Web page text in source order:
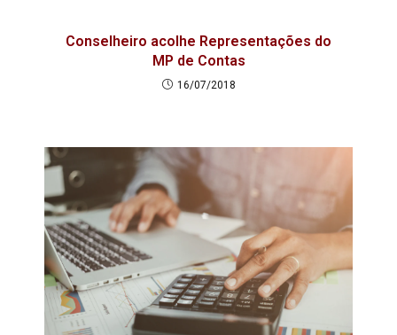
Conselheiro acolhe Representações do
MP de Contas
16/07/2018